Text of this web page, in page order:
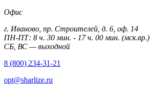
Офис
г. Иваново, пр. Строителей, д. 6, оф. 14
ПН-ПТ: 8 ч. 30 мин. - 17 ч. 00 мин. (мск.вр.)
СБ, ВС — выходной
8 (800) 234-31-21
opt@sharlize.ru